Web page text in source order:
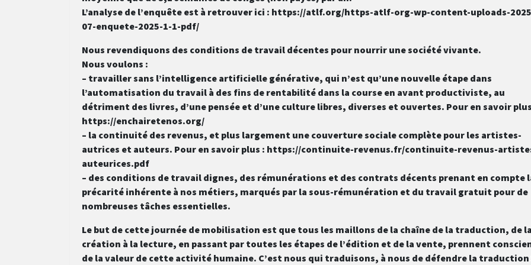
L’analyse de l’enquête est à retrouver ici : https://atlf.org/https-atlf-org-wp-content-uploads-
07-enquete-2025-1-1-pdf/
Nous revendiquons des conditions de travail décentes pour nourrir une société vivante.
Nous voulons :
– travailler sans l’intelligence artificielle générative, qui n’est qu’une nouvelle étape dans
l’automatisation du travail à des fins de rentabilité dans la course en avant productiviste, au
détriment des livres, d’une pensée et d’une culture libres, diverses et ouvertes. Pour en savoir
https://enchairetenos.org/
– la continuité des revenus, et plus largement une couverture sociale complète pour les artistes-
autrices et auteurs. Pour en savoir plus : https://continuite-revenus.fr/continuite-revenus-
auteurices.pdf
– des conditions de travail dignes, des rémunérations et des contrats décents prenant en compte
précarité inhérente à nos métiers, marqués par la sous-rémunération et du travail gratuit pour de
nombreuses tâches essentielles.
Le but de cette journée de mobilisation est que tous les maillons de la chaîne de la traduction, de la
création à la lecture, en passant par toutes les étapes de l’édition et de la vente, prennent
de la valeur de cette activité humaine. C’est nous qui traduisons, à nous de défendre la traduction